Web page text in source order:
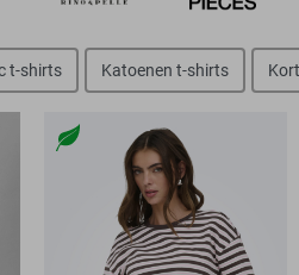
t-shirts Katoenen t-shirts